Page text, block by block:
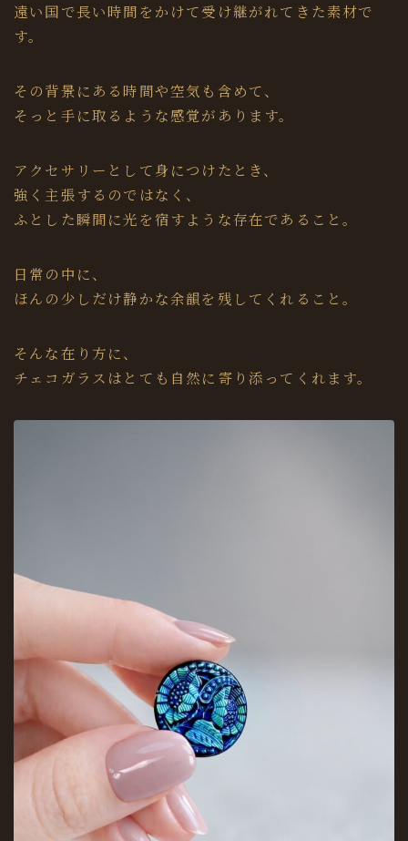
遠い国で長い時間をかけて受け継がれてきた素材で
す。
その背景にある時間や空気も含めて、
そっと手に取るような感覚があります。
アクセサリーとして身につけたとき、
強く主張するのではなく、
ふとした瞬間に光を宿すような存在であること。
日常の中に、
ほんの少しだけ静かな余韻を残してくれること。
そんな在り方に、
チェコガラスはとても自然に寄り添ってくれます。